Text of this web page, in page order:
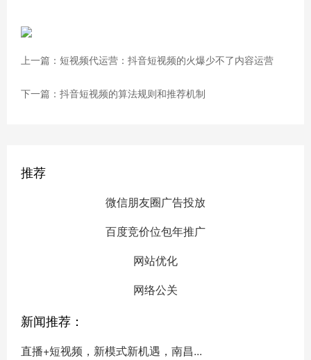
上一篇：短视频代运营：抖音短视频的火爆少不了内容运营
下一篇：抖音短视频的算法规则和推荐机制
推荐
微信朋友圈广告投放
百度竞价位包年推广
网站优化
网络公关
新闻推荐：
直播+短视频，新模式新机遇，南昌...